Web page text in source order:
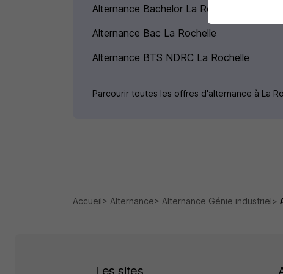
Alternance Bachelor La Rochelle
Alternance Bac La Rochelle
Alternance BTS NDRC La Rochelle
Parcourir toutes les offres d'alternance à La
Accueil Alternance Alternance Génie industriel